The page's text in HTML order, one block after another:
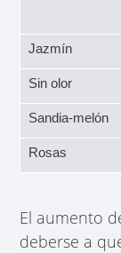
Jazmín
Sin olor
Sandia-melón
Rosas
El aumento
deberse a